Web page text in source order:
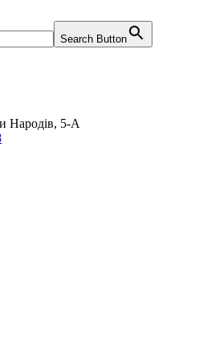
Search Button
Народів, 5-А